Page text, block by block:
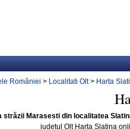
României > Localitati Olt> Harta
străzii Marasesti din localitatea
județul Olt Harta Slatina